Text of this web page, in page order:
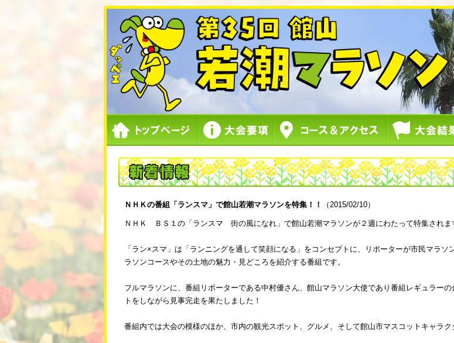
ＮＨＫの番組「ランスマ」で館山若潮マラソンを特集！！ （2015/02/10）
ＮＨＫ ＢＳ１の「ランスマ 街の風になれ」で館山若潮マラソンが２週にわたって特集されま
「ラン×スマ」は「ランニングを通して笑顔になる」をコンセプトに、リポーターが市民マラソ
ラソンコースやその土地の魅力・見どころを紹介する番組です。
フルマラソンに、番組リポーターである中村優さん、館山マラソン大使であり番組レギュラー
トをしながら見事完走を果たしました！
番組内では大会の模様のほか、市内の観光スポット、グルメ、そして館山市マスコットキャラク